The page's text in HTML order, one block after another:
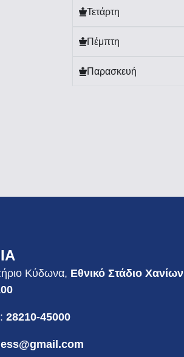
Τετάρτη
Πέμπτη
Παρασκευή
Κύδωνα, Εθνικό Στάδιο Χανίων
28210-45000